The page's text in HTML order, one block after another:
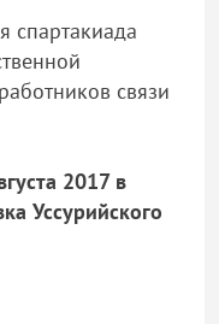
спартакиада
связи
2017 в
Уссурийского